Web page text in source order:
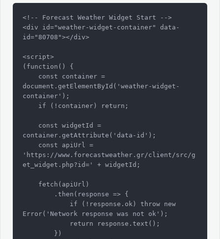
<!-- Forecast Weather Widget Start -->
<div id="weather-widget-container" data-
id="80708"></div>
<script>
(function() {
document.getElementById('weather-widget-
container');
container.getAttribute('data-id');
'https://www.forecastweather.gr/client/src/g
et_widget.php?id=' + widgetId;
Error('Network response was not ok');